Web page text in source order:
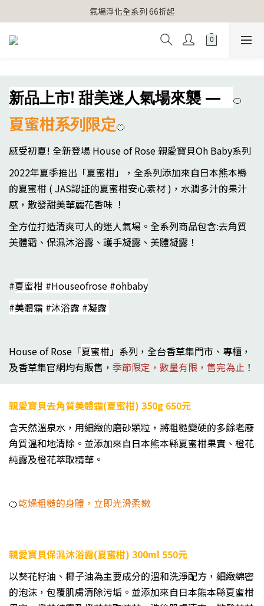
【官網獨家】首次消費 不限金額 即送 香遇熊超人行李吊牌
氣場淨化全系列 66折起
【官網獨家】首次消費 不限金額 即送 香遇熊超人行李吊牌
新品上市! 甜美迷人氣場來襲 — 🍊
夏蜜柑系列限定🍊
感受初夏! 全新登場 House of Rose 親愛寶貝Oh Baby系列
2022年夏季推出「夏蜜柑」， 全系列添加來自日本熊本縣
的夏蜜柑 ( JAS認証的夏蜜柑安心素材 )，水潤多汁的果汁
感，散發甜美華麗花香味 ！
全方位打造清爽可人的迷人氣場。全系列商品包含:去角質
美體霜、保濕沐浴露、護手凝露、美體凝露！
#夏蜜柑 #Houseofrose #ohbaby
#美體霜 #沐浴露 #凝露
House of Rose「夏蜜柑」系列，全台香草集門市、專櫃，
及香草集官網均有販售， 季節限定，數量有限，售完為止 ！
親愛寶貝去角質美體霜(夏蜜柑) 350g 650元
含天然溫泉水，用細緻的磨砂顆粒，將粗糙變硬的多餘老廢
角質溫和地清除。並添加來自日本熊本縣夏蜜柑果實、橙花
純露及橙花萃取精華。
🍊乾燥粗糙的身體，立即光滑柔嫩
親愛寶貝保濕沐浴露(夏蜜柑) 300ml 550元
以葵花籽油、椰子油為主要成分的溫和洗淨配方，細緻綿密
的泡沫，包覆肌膚清除污垢。並添加來自日本熊本縣夏蜜柑